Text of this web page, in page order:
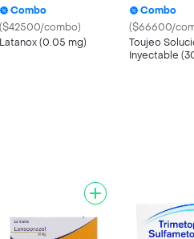
Combo
($42500/combo)
Latanox (0.05 mg)
Combo
($66600/
Toujeo
Inyectable